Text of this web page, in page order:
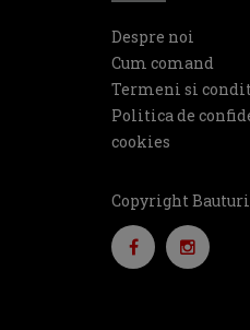
Despre noi
Cum comand
Termeni si
Politica de
cookies
Copyright